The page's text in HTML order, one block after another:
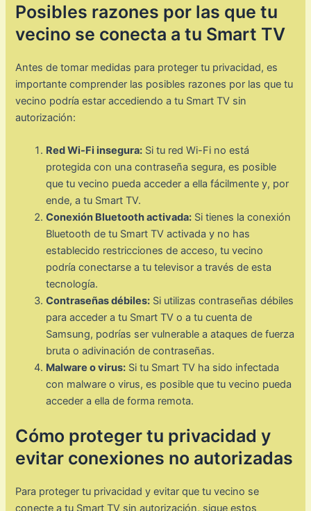
Posibles razones por las que tu
vecino se conecta a tu Smart TV
Antes de tomar medidas para proteger tu privacidad, es
importante comprender las posibles razones por las que tu
vecino podría estar accediendo a tu Smart TV sin
autorización:
Red Wi-Fi insegura: Si tu red Wi-Fi no está
protegida con una contraseña segura, es posible
que tu vecino pueda acceder a ella fácilmente y, por
ende, a tu Smart TV.
Conexión Bluetooth activada: Si tienes la conexión
Bluetooth de tu Smart TV activada y no has
establecido restricciones de acceso, tu vecino
podría conectarse a tu televisor a través de esta
tecnología.
Contraseñas débiles: Si utilizas contraseñas débiles
para acceder a tu Smart TV o a tu cuenta de
Samsung, podrías ser vulnerable a ataques de fuerza
bruta o adivinación de contraseñas.
Malware o virus: Si tu Smart TV ha sido infectada
con malware o virus, es posible que tu vecino pueda
acceder a ella de forma remota.
Cómo proteger tu privacidad y
evitar conexiones no autorizadas
Para proteger tu privacidad y evitar que tu vecino se
conecte a tu Smart TV sin autorización, sigue estos